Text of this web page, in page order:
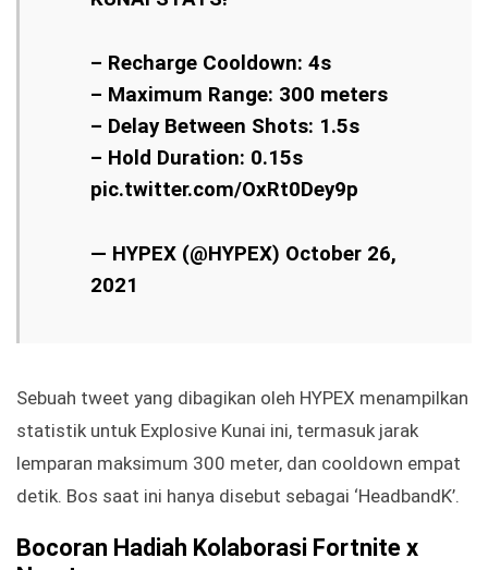
– Maximum Range: 300 meters
– Delay Between Shots: 1.5s
– Hold Duration: 0.15s
pic.twitter.com/OxRt0Dey9p
2021
statistik untuk Explosive Kunai ini, termasuk jarak
lemparan maksimum 300 meter, dan cooldown empat
detik. Bos saat ini hanya disebut sebagai ‘HeadbandK’.
Naruto